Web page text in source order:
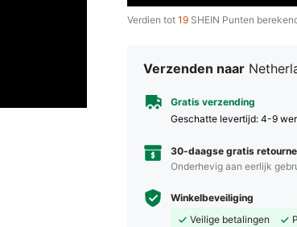
Verdien tot 19 SHEIN Punten
Verzenden naar
Gratis verzending
Geschatte levertijd: 4-9
30-daagse gratis
Onderhevig aan eerlijk
Winkelbeveiliging
Veilige betalingen